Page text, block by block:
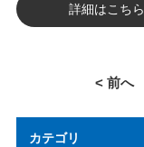
詳細はこちら
< 前へ
カテゴリ